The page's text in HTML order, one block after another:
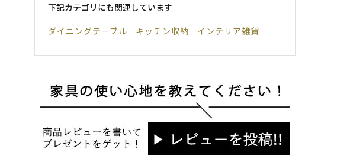
下記カテゴリにも関連しています
ダイニングテーブル
キッチン収納 インテリア雑貨